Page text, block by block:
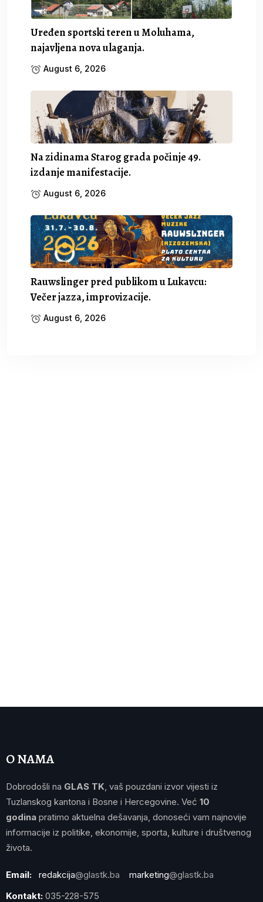
Uređen sportski teren u Moluhama,
najavljena nova ulaganja.
August 6, 2026
Na zidinama Starog grada počinje 49.
izdanje manifestacije.
August 6, 2026
Rauwslinger pred publikom u Lukavcu:
Večer jazza, improvizacije.
August 6, 2026
O NAMA
Dobrodošli na GLAS TK , vaš pouzdani izvor vijesti iz
Tuzlanskog kantona i Bosne i Hercegovine. Već 10
godina pratimo aktuelna dešavanja, donoseći vam najnovije
informacije iz politike, ekonomije, sporta, kulture i društvenog
života.
Email: redakcija@glastk.ba marketing@glastk.ba
Kontakt: 035-228-575